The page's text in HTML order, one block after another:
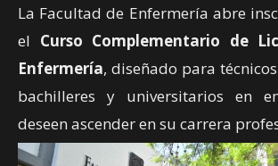
La Facultad de Enfermería abre
el Curso Complementario de
Enfermería, diseñado para
bachilleres y universitarios en
deseen ascender en su carrera